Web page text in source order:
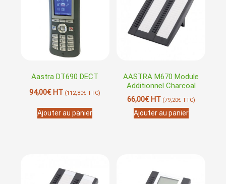
Aastra DT690 DECT
94,00€HT (112,80€ TTC)
Ajouter au panier
AASTRA M670 Module
Additionnel Charcoal
66,00€HT (79,20€TTC)
Ajouter au panier